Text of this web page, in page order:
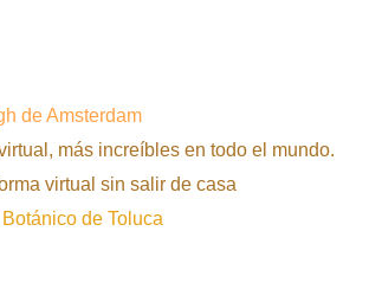
de Amsterdam
más increíbles en todo el mundo.
virtual sin salir de casa
de Toluca